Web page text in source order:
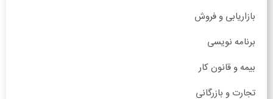
بازاریابی و فروش
برنامه نویسی
بیمه و قانون کار
تجارت و بازرگانی